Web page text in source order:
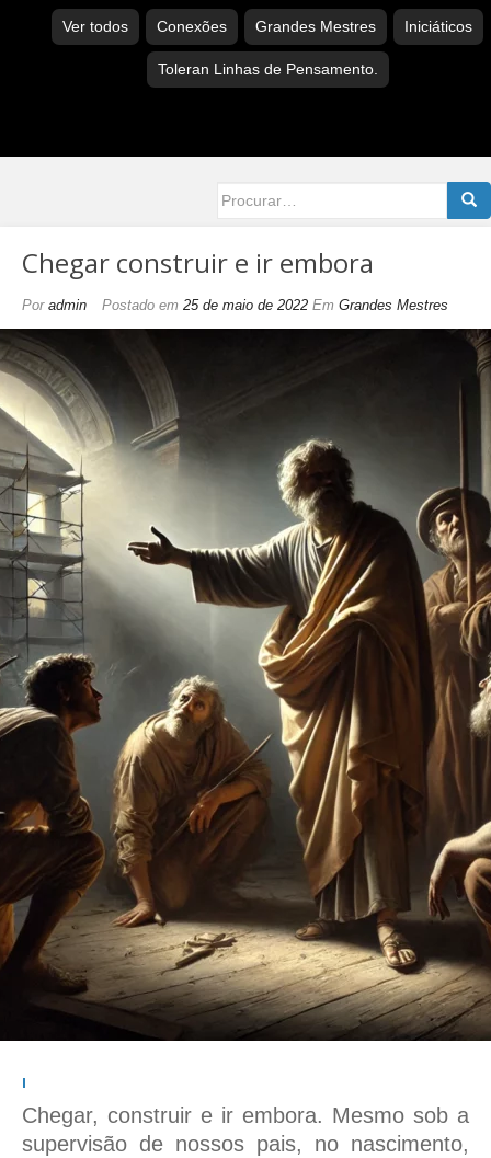
Ver todos Conexões Grandes Mestres Iniciáticos
Toleran Linhas de Pensamento.
for:
Chegar construir e ir embora
Por admin Postado em 25 de maio de 2022 Em Grandes Mestres
I
Chegar, construir e ir embora. Mesmo sob a
supervisão de nossos pais, no nascimento,